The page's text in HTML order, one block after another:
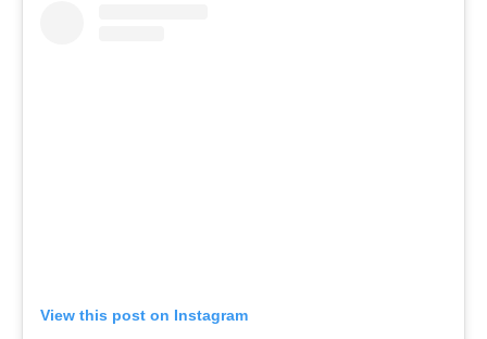
View this post on Instagram